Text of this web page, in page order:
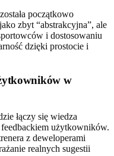
początkowo
zbyt “abstrakcyjna”, ale
i dostosowaniu
dzięki prostocie i
w
łączy się wiedza
użytkowników.
z deweloperami
realnych sugestii